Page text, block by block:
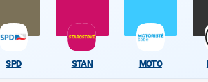
SPD STAN MOTO